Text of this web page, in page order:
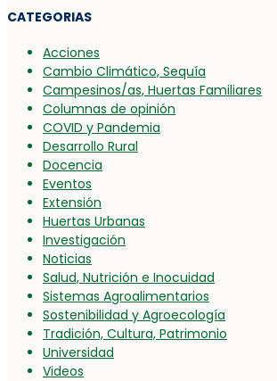
CATEGORIAS
Acciones
Cambio Climático, Sequía
Campesinos/as, Huertas Familiares
Columnas de opinión
COVID y Pandemia
Desarrollo Rural
Docencia
Eventos
Extensión
Huertas Urbanas
Investigación
Noticias
Salud, Nutrición e Inocuidad
Sistemas Agroalimentarios
Sostenibilidad y Agroecología
Tradición, Cultura, Patrimonio
Universidad
Videos